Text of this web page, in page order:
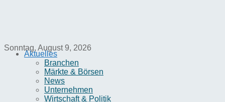
Sonntag, August 9, 2026
Aktuelles
Branchen
Märkte & Börsen
News
Unternehmen
Wirtschaft & Politik